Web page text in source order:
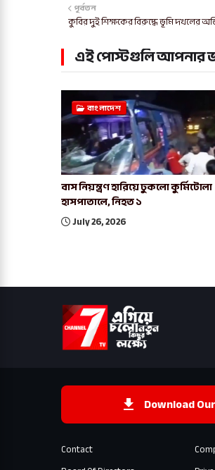
পূর্বতন
কুবির দুই শিক্ষকের বিরুদ্ধে ভূমি দখলের
এই পোস্টগুলি আপনার
বাংলাদেশ
বাস নিয়ন্ত্রণ হারিয়ে ঢুকলো কুর্মিটোলা
হাসপাতালে, নিহত ১
July 26, 2026
Download
Contact